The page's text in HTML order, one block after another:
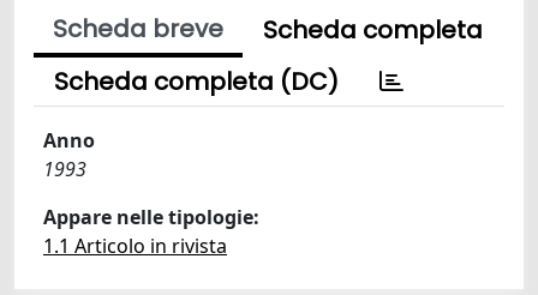
Scheda breve
Scheda completa
Scheda completa (DC)
Anno
1993
Appare nelle tipologie:
1.1 Articolo in rivista